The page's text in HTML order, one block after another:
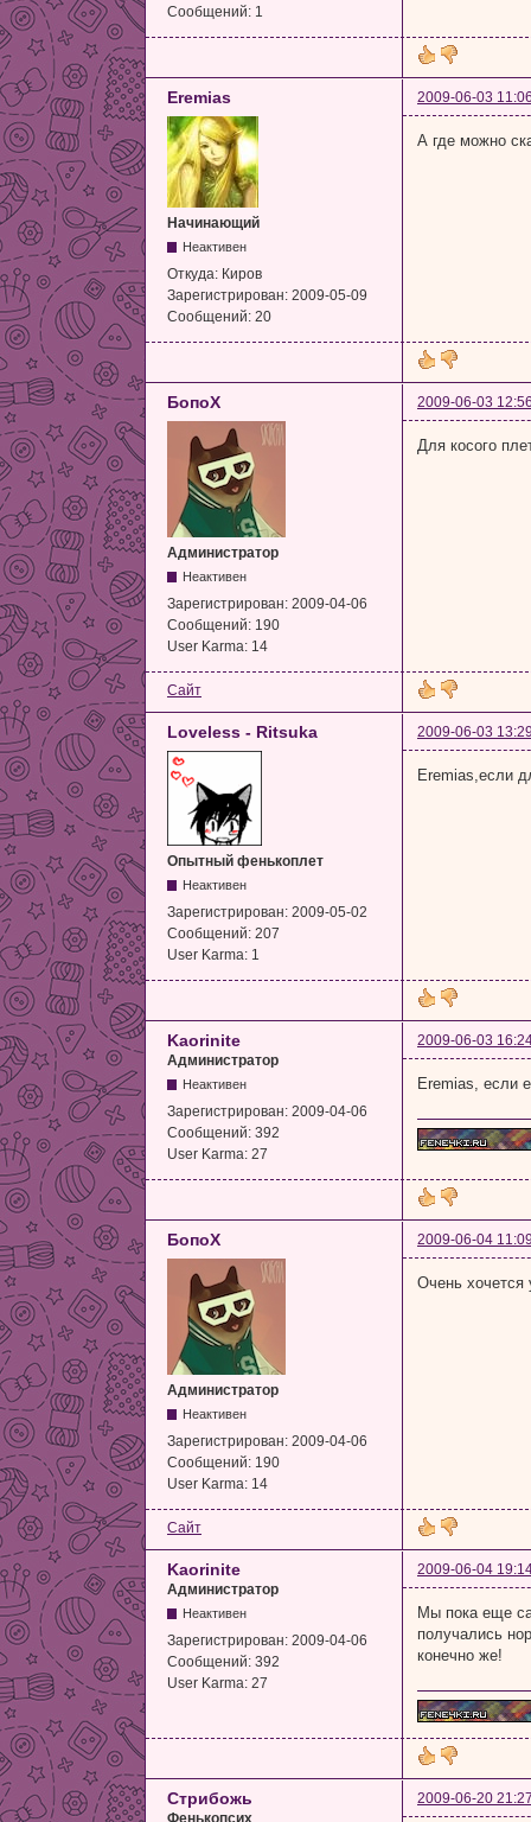
Сообщений: 1
Eremias 2009-06-03
Начинающий
Неактивен
Откуда: Киров
Зарегистрирован: 2009-05-09
Сообщений: 20
А где можно
БопоХ 2009-06-03
Администратор
Неактивен
Зарегистрирован: 2009-04-06
Сообщений: 190
User Karma: 14
Для косого
Сайт
Loveless - Ritsuka 2009-06-03
Опытный фенькоплет
Неактивен
Зарегистрирован: 2009-05-02
Сообщений: 207
User Karma: 1
Eremias,если
Kaorinite
2009-06-03
Администратор
Неактивен
Зарегистрирован: 2009-04-06
Сообщений: 392
User Karma: 27
Eremias, если
БопоХ 2009-06-04
Администратор
Неактивен
Зарегистрирован: 2009-04-06
Сообщений: 190
User Karma: 14
Очень хочется
Сайт
Kaorinite
2009-06-04
Администратор
Неактивен
Зарегистрирован: 2009-04-06
Сообщений: 392
User Karma: 27
Мы пока еще
получались
конечно же!
Стрибожь
2009-06-20